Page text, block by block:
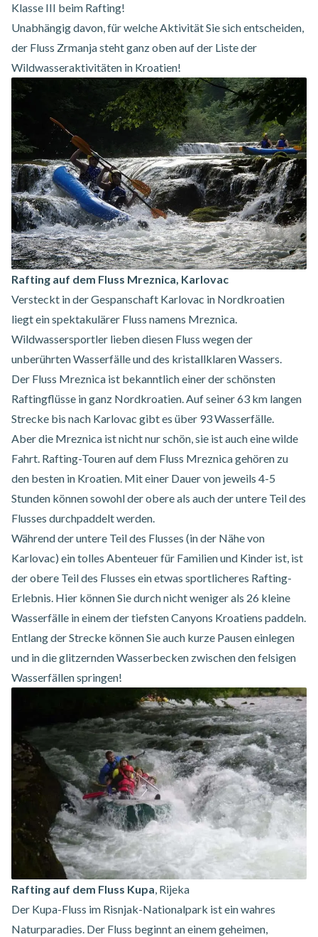
Klasse III beim Rafting!
Unabhängig davon, für welche Aktivität Sie sich entscheiden,
der Fluss Zrmanja steht ganz oben auf der Liste der
Wildwasseraktivitäten in Kroatien!
Rafting auf dem Fluss Mreznica, Karlovac
Versteckt in der Gespanschaft Karlovac in Nordkroatien
liegt ein spektakulärer Fluss namens Mreznica.
Wildwassersportler lieben diesen Fluss wegen der
unberührten Wasserfälle und des kristallklaren Wassers.
Der Fluss Mreznica ist bekanntlich einer der schönsten
Raftingflüsse in ganz Nordkroatien. Auf seiner 63 km langen
Strecke bis nach Karlovac gibt es über 93 Wasserfälle.
Aber die Mreznica ist nicht nur schön, sie ist auch eine wilde
Fahrt. Rafting-Touren auf dem Fluss Mreznicagehören zu
den besten in Kroatien. Mit einer Dauer von jeweils 4-5
Stunden können sowohl der obere als auch der untere Teil des
Flusses durchpaddelt werden.
Während deruntere Teildes Flusses (in der Nähe von
Karlovac) ein tolles Abenteuer für Familien und Kinder ist, ist
derobere Teil des Flusses ein etwas sportlicheres Rafting-
Erlebnis. Hier können Sie durch nicht weniger als 26 kleine
Wasserfälle in einem der tiefsten Canyons Kroatiens paddeln.
Entlang der Strecke können Sie auch kurze Pausen einlegen
und in die glitzernden Wasserbecken zwischen den felsigen
Wasserfällen springen!
Rafting auf dem Fluss Kupa, Rijeka
Der Kupa-Fluss im Risnjak-Nationalpark ist ein wahres
Naturparadies. Der Fluss beginnt an einem geheimen,